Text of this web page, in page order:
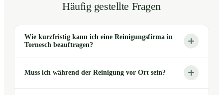
Häufig gestellte Fragen
Wie kurzfristig kann ich eine Reinigungsfirma in
Tornesch beauftragen?
Muss ich während der Reinigung vor Ort sein?